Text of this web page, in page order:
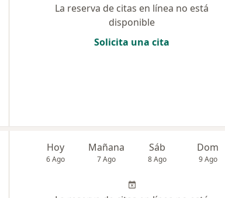
La reserva de citas en línea no está
disponible
Solicita una cita
Hoy
6 Ago
Mañana
7 Ago
Sáb
8 Ago
Dom
9 Ago